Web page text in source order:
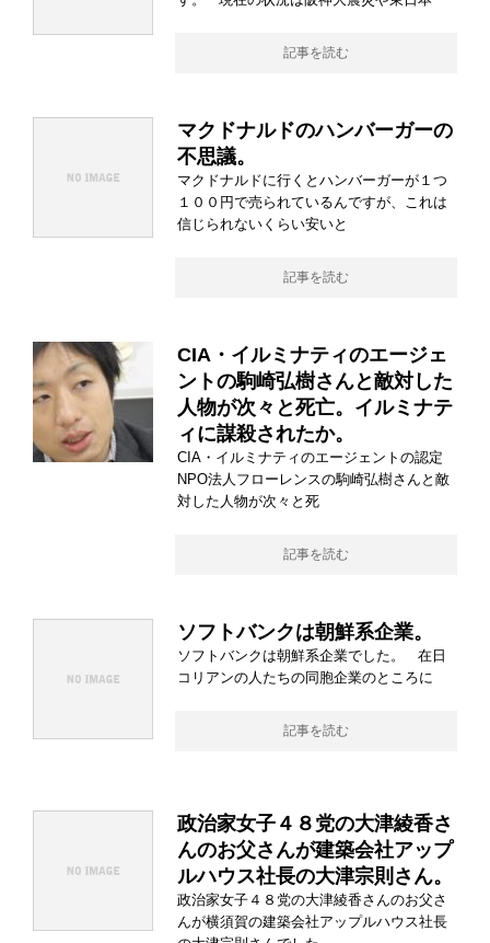
記事を読む
マクドナルドのハンバーガーの
不思議。
マクドナルドに行くとハンバーガーが１つ
１００円で売られているんですが、これは
信じられないくらい安いと
記事を読む
CIA・イルミナティのエージェ
ントの駒崎弘樹さんと敵対した
人物が次々と死亡。イルミナテ
ィに謀殺されたか。
CIA・イルミナティのエージェントの認定
NPO法人フローレンスの駒崎弘樹さんと敵
対した人物が次々と死
記事を読む
ソフトバンクは朝鮮系企業。
ソフトバンクは朝鮮系企業でした。 在日
コリアンの人たちの同胞企業のところに
記事を読む
政治家女子４８党の大津綾香さ
んのお父さんが建築会社アップ
ルハウス社長の大津宗則さん。
政治家女子４８党の大津綾香さんのお父さ
んが横須賀の建築会社アップルハウス社長